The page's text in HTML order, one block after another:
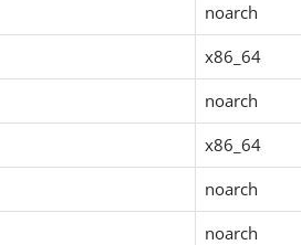
noarch
x86_64
noarch
x86_64
noarch
noarch